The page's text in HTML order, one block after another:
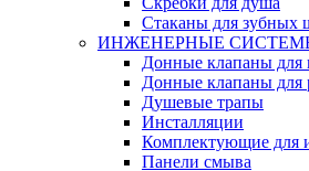
Стаканы для зубных
ИНЖЕНЕРНЫЕ
Донные клапаны для
Донные клапаны для
Душевые трапы
Инсталляции
Комплектующие для
Панели смыва